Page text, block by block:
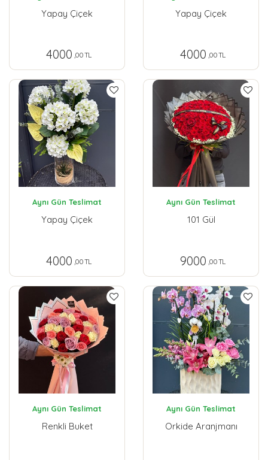
Yapay Çiçek
4000 ,00 TL
Yapay Çiçek
4000 ,00 TL
Aynı Gün Teslimat
Yapay Çiçek
4000 ,00 TL
Aynı Gün Teslimat
101 Gül
9000 ,00 TL
Aynı Gün Teslimat
Renkli Buket
Aynı Gün Teslimat
Orkide Aranjmanı